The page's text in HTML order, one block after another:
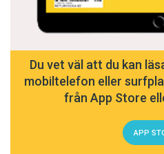
Du vet väl att du kan
mobiltelefon eller
från App Store
APP